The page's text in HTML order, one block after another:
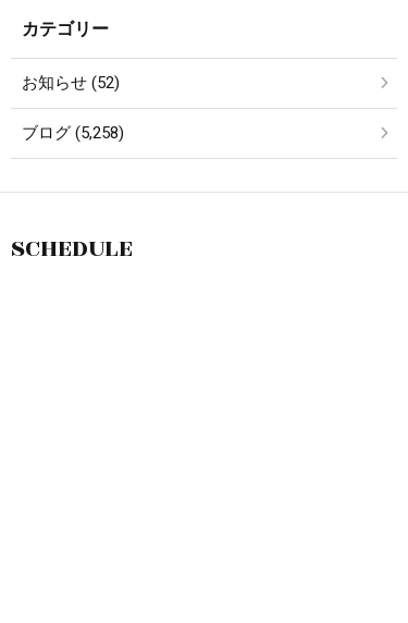
カテゴリー
お知らせ (52)
ブログ (5,258)
SCHEDULE